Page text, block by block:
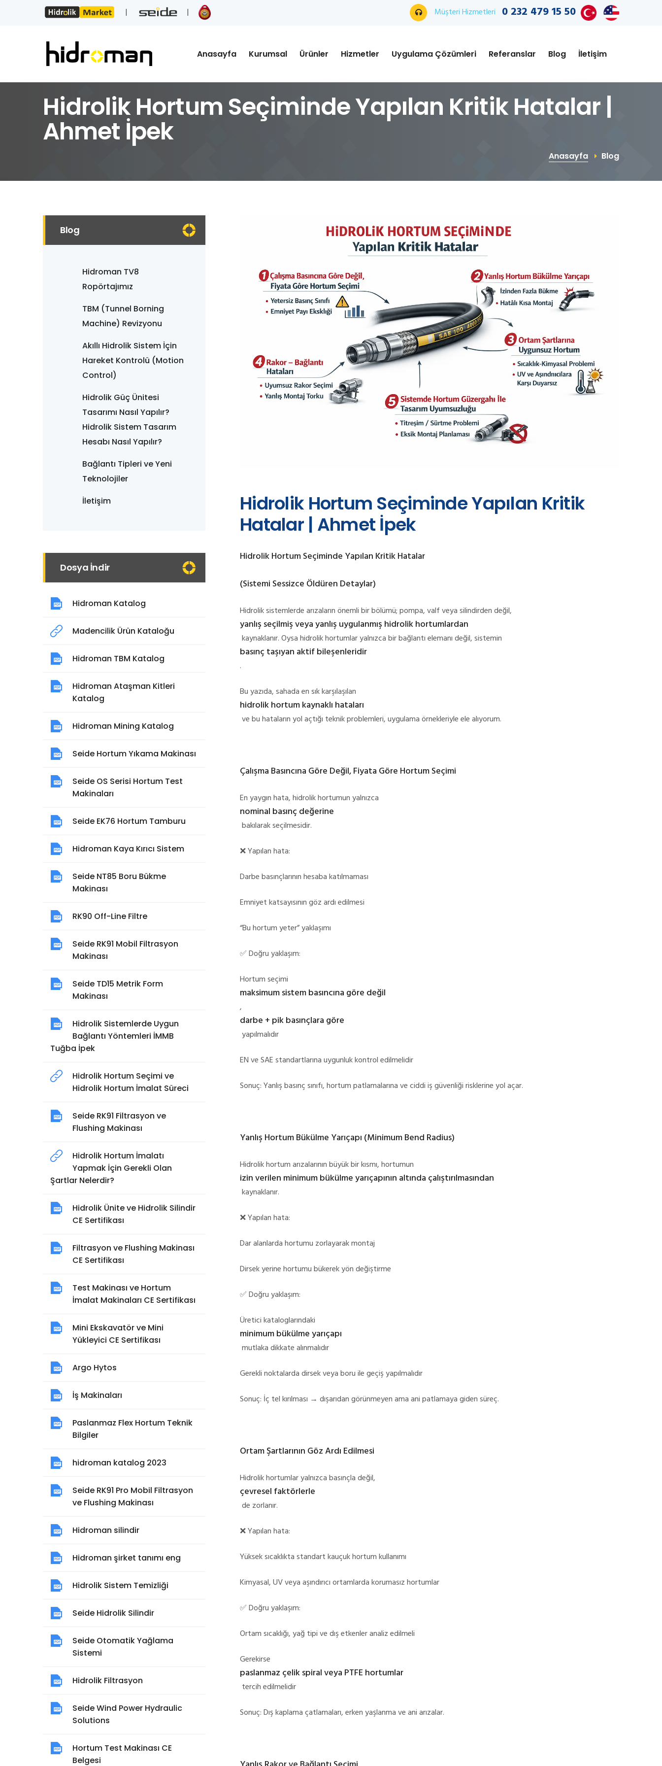
Müşteri Hizmetleri 0 232 479 15 50
Anasayfa Kurumsal Ürünler Hizmetler Uygulama Çözümleri Referanslar Blog İletişim
Hidrolik Hortum Seçiminde Yapılan Kritik Hatalar |
Ahmet İpek
Anasayfa Blog
Hidrolik Hortum Seçiminde Yapılan Kritik
Hatalar | Ahmet İpek
Hidrolik Hortum Seçiminde Yapılan Kritik Hatalar
(Sistemi Sessizce Öldüren Detaylar)
Hidrolik sistemlerde arızaların önemli bir bölümü; pompa, valf veya silindirden değil,
yanlış seçilmiş veya yanlış uygulanmış hidrolik hortumlardan
kaynaklanır. Oysa hidrolik hortumlar yalnızca bir bağlantı elemanı değil, sistemin
basınç taşıyan aktif bileşenleridir
.
Bu yazıda, sahada en sık karşılaşılan
hidrolik hortum kaynaklı hataları
ve bu hataların yol açtığı teknik problemleri, uygulama örnekleriyle ele alıyorum.
Çalışma Basıncına Göre Değil, Fiyata Göre Hortum Seçimi
En yaygın hata, hidrolik hortumun yalnızca
nominal basınç değerine
bakılarak seçilmesidir.
❌Yapılan hata:
Darbe basınçlarının hesaba katılmaması
Emniyet katsayısının göz ardı edilmesi
“Bu hortum yeter” yaklaşımı
✅Doğru yaklaşım:
Hortum seçimi
maksimum sistem basıncına göre değil
,
darbe + pik basınçlara göre
yapılmalıdır
EN ve SAE standartlarına uygunluk kontrol edilmelidir
Sonuç: Yanlış basınç sınıfı, hortum patlamalarına ve ciddi iş güvenliği risklerine yol açar.
Yanlış Hortum Bükülme Yarıçapı (Minimum Bend Radius)
Hidrolik hortum arızalarının büyük bir kısmı, hortumun
izin verilen minimum bükülme yarıçapının altında çalıştırılmasından
kaynaklanır.
❌Yapılan hata:
Dar alanlarda hortumu zorlayarak montaj
Dirsek yerine hortumu bükerek yön değiştirme
✅Doğru yaklaşım:
Üretici kataloglarındaki
minimum bükülme yarıçapı
mutlaka dikkate alınmalıdır
Gerekli noktalarda dirsek veya boru ile geçiş yapılmalıdır
Sonuç: İç tel kırılması → dışarıdan görünmeyen ama ani patlamaya giden süreç.
Ortam Şartlarının Göz Ardı Edilmesi
Hidrolik hortumlar yalnızca basınçla değil,
çevresel faktörlerle
de zorlanır.
❌Yapılan hata:
Yüksek sıcaklıkta standart kauçuk hortum kullanımı
Kimyasal, UV veya aşındırıcı ortamlarda korumasız hortumlar
✅Doğru yaklaşım:
Ortam sıcaklığı, yağ tipi ve dış etkenler analiz edilmeli
Gerekirse
paslanmaz çelik spiral veya PTFE hortumlar
tercih edilmelidir
Sonuç: Dış kaplama çatlamaları, erken yaşlanma ve ani arızalar.
Blog
Hidroman TV8
Ropörtajımız
TBM (Tunnel Borning
Machine) Revizyonu
Akıllı Hidrolik Sistem İçin
Hareket Kontrolü (Motion
Control)
Hidrolik Güç Ünitesi
Tasarımı Nasıl Yapılır?
Hidrolik Sistem Tasarım
Hesabı Nasıl Yapılır?
Bağlantı Tipleri ve Yeni
Teknolojiler
İletişim
Dosya İndir
Hidroman Katalog
Madencilik Ürün Kataloğu
Hidroman TBM Katalog
Hidroman Ataşman Kitleri
Katalog
Hidroman Mining Katalog
Seide Hortum Yıkama Makinası
Seide OS Serisi Hortum Test
Makinaları
Seide EK76 Hortum Tamburu
Hidroman Kaya Kırıcı Sistem
Seide NT85 Boru Bükme
Makinası
RK90 Off-Line Filtre
Seide RK91 Mobil Filtrasyon
Makinası
Seide TD15 Metrik Form
Makinası
Hidrolik Sistemlerde Uygun
Bağlantı Yöntemleri İMMB
Tuğba İpek
Hidrolik Hortum Seçimi ve
Hidrolik Hortum İmalat Süreci
Seide RK91 Filtrasyon ve
Flushing Makinası
Hidrolik Hortum İmalatı
Yapmak İçin Gerekli Olan
Şartlar Nelerdir?
Hidrolik Ünite ve Hidrolik Silindir
CE Sertifikası
Filtrasyon ve Flushing Makinası
CE Sertifikası
Test Makinası ve Hortum
İmalat Makinaları CE Sertifikası
Mini Ekskavatör ve Mini
Yükleyici CE Sertifikası
Argo Hytos
İş Makinaları
Paslanmaz Flex Hortum Teknik
Bilgiler
hidroman katalog 2023
Seide RK91 Pro Mobil Filtrasyon
ve Flushing Makinası
Hidroman silindir
Hidroman şirket tanımı eng
Hidrolik Sistem Temizliği
Seide Hidrolik Silindir
Seide Otomatik Yağlama
Sistemi
Hidrolik Filtrasyon
Seide Wind Power Hydraulic
Solutions
Hortum Test Makinası CE
Belgesi